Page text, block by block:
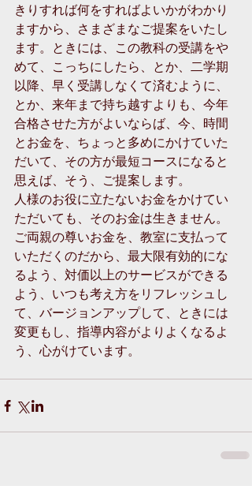
きりすれば何をすればよいかがわかり
ますから、さまざまなご提案をいたし
ます。ときには、この教科の受講をや
めて、こっちにしたら、とか、二学期
以降、早く受講しなくて済むように、
とか、来年まで持ち越すよりも、今年
合格させた方がよいならば、今、時間
とお金を、ちょっと多めにかけていた
だいて、その方が最短コースになると
思えば、そう、ご提案します。
人様のお役に立たないお金をかけてい
ただいても、そのお金は生きません。
ご両親の尊いお金を、教室に支払って
いただくのだから、最大限有効的にな
るよう、対価以上のサービスができる
よう、いつも考え方をリフレッシュし
て、バージョンアップして、ときには
変更もし、指導内容がよりよくなるよ
う、心がけています。